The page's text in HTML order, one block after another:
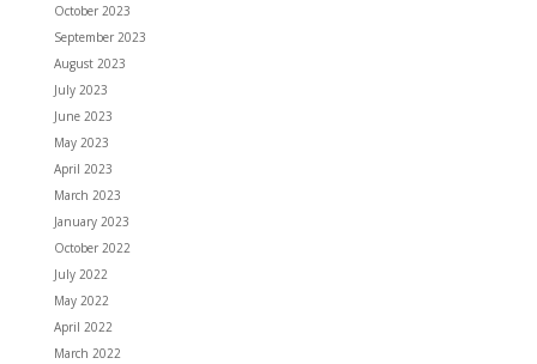
October 2023
September 2023
August 2023
July 2023
June 2023
May 2023
April 2023
March 2023
January 2023
October 2022
July 2022
May 2022
April 2022
March 2022